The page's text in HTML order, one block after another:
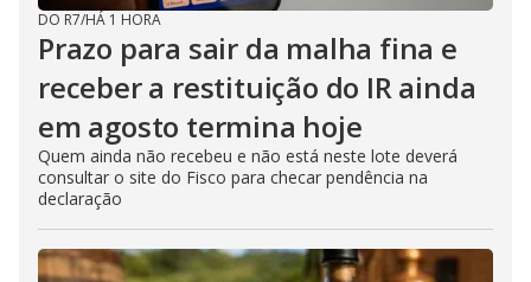
o
DO R7/HÁ 1 HORA
Prazo para sair da malha fina e
receber a restituição do IR ainda
em agosto termina hoje
Quem ainda não recebeu e não está neste lote deverá
consultar o site do Fisco para checar pendência na
declaração